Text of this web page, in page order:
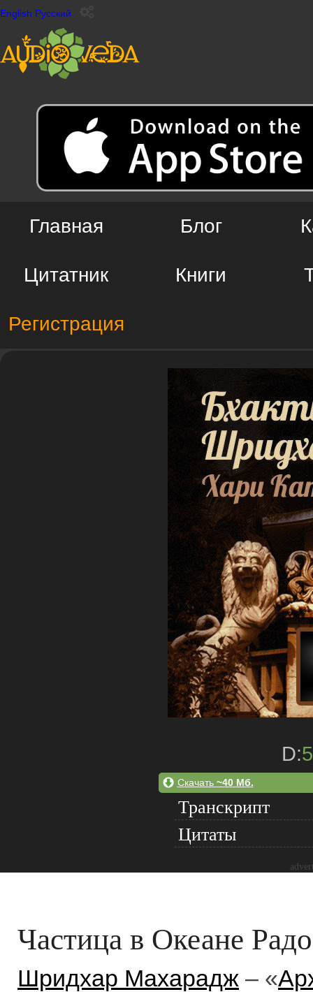
English Русский
Главная Блог
Цитатник Книги
Регистрация
D:
Скачать ~40 Мб.
Транскрипт
Цитаты
Частица в Океане
Шридхар Махарадж – «